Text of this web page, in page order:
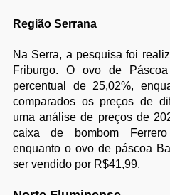
Região Serrana
Na Serra, a pesquisa foi
Friburgo. O ovo de
percentual de 25,02%,
comparados os preços de
uma análise de preços de
caixa de bombom
enquanto o ovo de páscoa
ser vendido por R$41,99.